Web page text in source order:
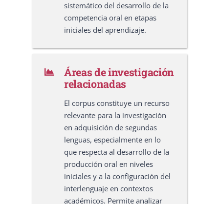
sistemático del desarrollo de la
competencia oral en etapas
iniciales del aprendizaje.
Áreas de investigación
relacionadas
El corpus constituye un recurso
relevante para la investigación
en adquisición de segundas
lenguas, especialmente en lo
que respecta al desarrollo de la
producción oral en niveles
iniciales y a la configuración del
interlenguaje en contextos
académicos. Permite analizar